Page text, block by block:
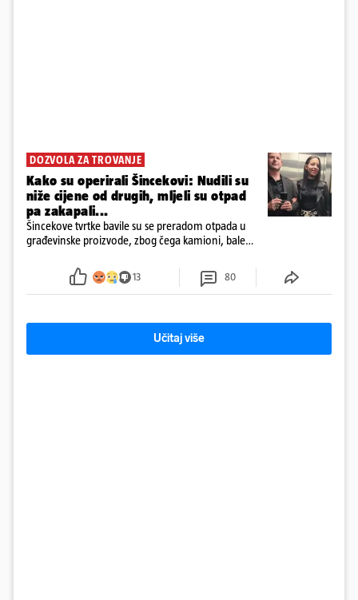
DOZVOLA ZA TROVANJE
Kako su operirali Šincekovi: Nudili su
niže cijene od drugih, mljeli su otpad
pa zakapali...
Šincekove tvrtke bavile su se preradom otpada u
građevinske proizvode, zbog čega kamioni, bale
13 80
Učitaj više